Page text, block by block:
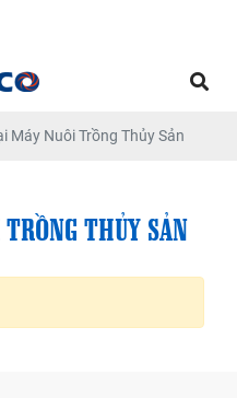
Máy Nuôi Trồng Thủy Sản
THỦY SẢN